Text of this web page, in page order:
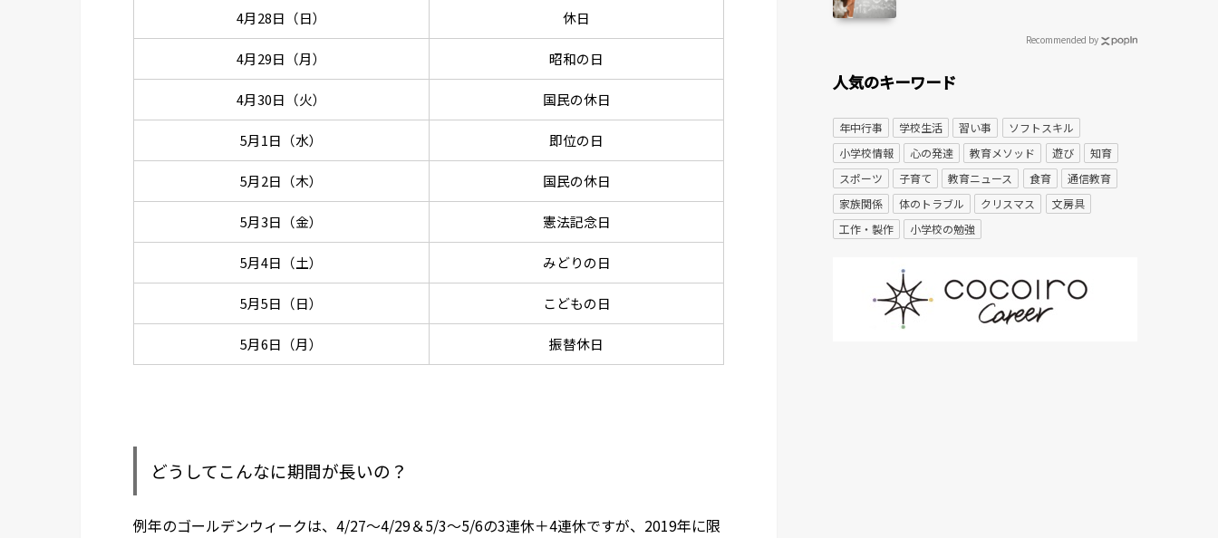
4月28日（日） 休日
4月29日（月） 昭和の日
4月30日（火） 国民の休日
5月1日（水） 即位の日
5月2日（木） 国民の休日
5月3日（金） 憲法記念日
5月4日（土） みどりの日
5月5日（日） こどもの日
5月6日（月） 振替休日
どうしてこんなに期間が長いの？
例年のゴールデンウィークは、4/27～4/29＆5/3～5/6の3連休＋4連休ですが、2019年に限
Recommended by
人気のキーワード
年中行事 学校生活 習い事
ソフトスキル
小学校情報
心の発達 教育メソッド 遊び
知育
スポーツ
子育て 教育ニュース 食育
通信教育
家族関係
体のトラブル クリスマス
文房具
工作・製作
小学校の勉強